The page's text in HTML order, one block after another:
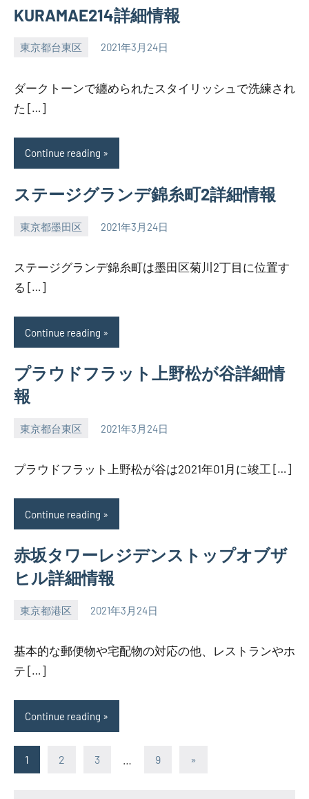
KURAMAE214詳細情報
東京都台東区 2021年3月24日
SEZIMO
ダークトーンで纏められたスタイリッシュで洗練され
た […]
Continue reading
ステージグランデ錦糸町2詳細情報
東京都墨田区 2021年3月24日
SEZIMO
ステージグランデ錦糸町は墨田区菊川2丁目に位置す
る […]
Continue reading
プラウドフラット上野松が谷詳細情
報
東京都台東区 2021年3月24日
SEZIMO
プラウドフラット上野松が谷は2021年01月に竣工 […]
Continue reading
赤坂タワーレジデンストップオブザ
ヒル詳細情報
東京都港区 2021年3月24日
SEZIMO
基本的な郵便物や宅配物の対応の他、レストランやホ
テ […]
Continue reading
投1 2 3 9
Next
»